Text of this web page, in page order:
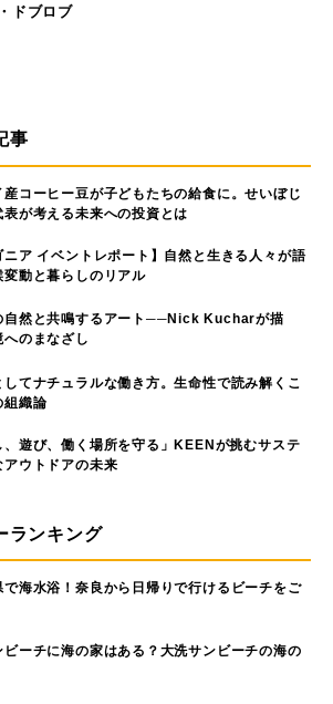
ドブロブ
事
産コーヒー豆が子どもたちの給食に。せいぼじ
表が考える未来への投資とは
ニア イベントレポート】自然と生きる人々が語
変動と暮らしのリアル
自然と共鳴するアート──Nick Kucharが描
へのまなざし
してナチュラルな働き方。生命性で読み解くこ
組織論
、遊び、働く場所を守る」KEENが挑むサステ
アウトドアの未来
ランキング
で海水浴！奈良から日帰りで行けるビーチをご
ビーチに海の家はある？大洗サンビーチの海の